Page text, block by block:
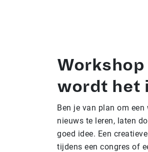
wordt het
Ben je van plan om
nieuws te leren, laten
goed idee. Een
tijdens een congres of